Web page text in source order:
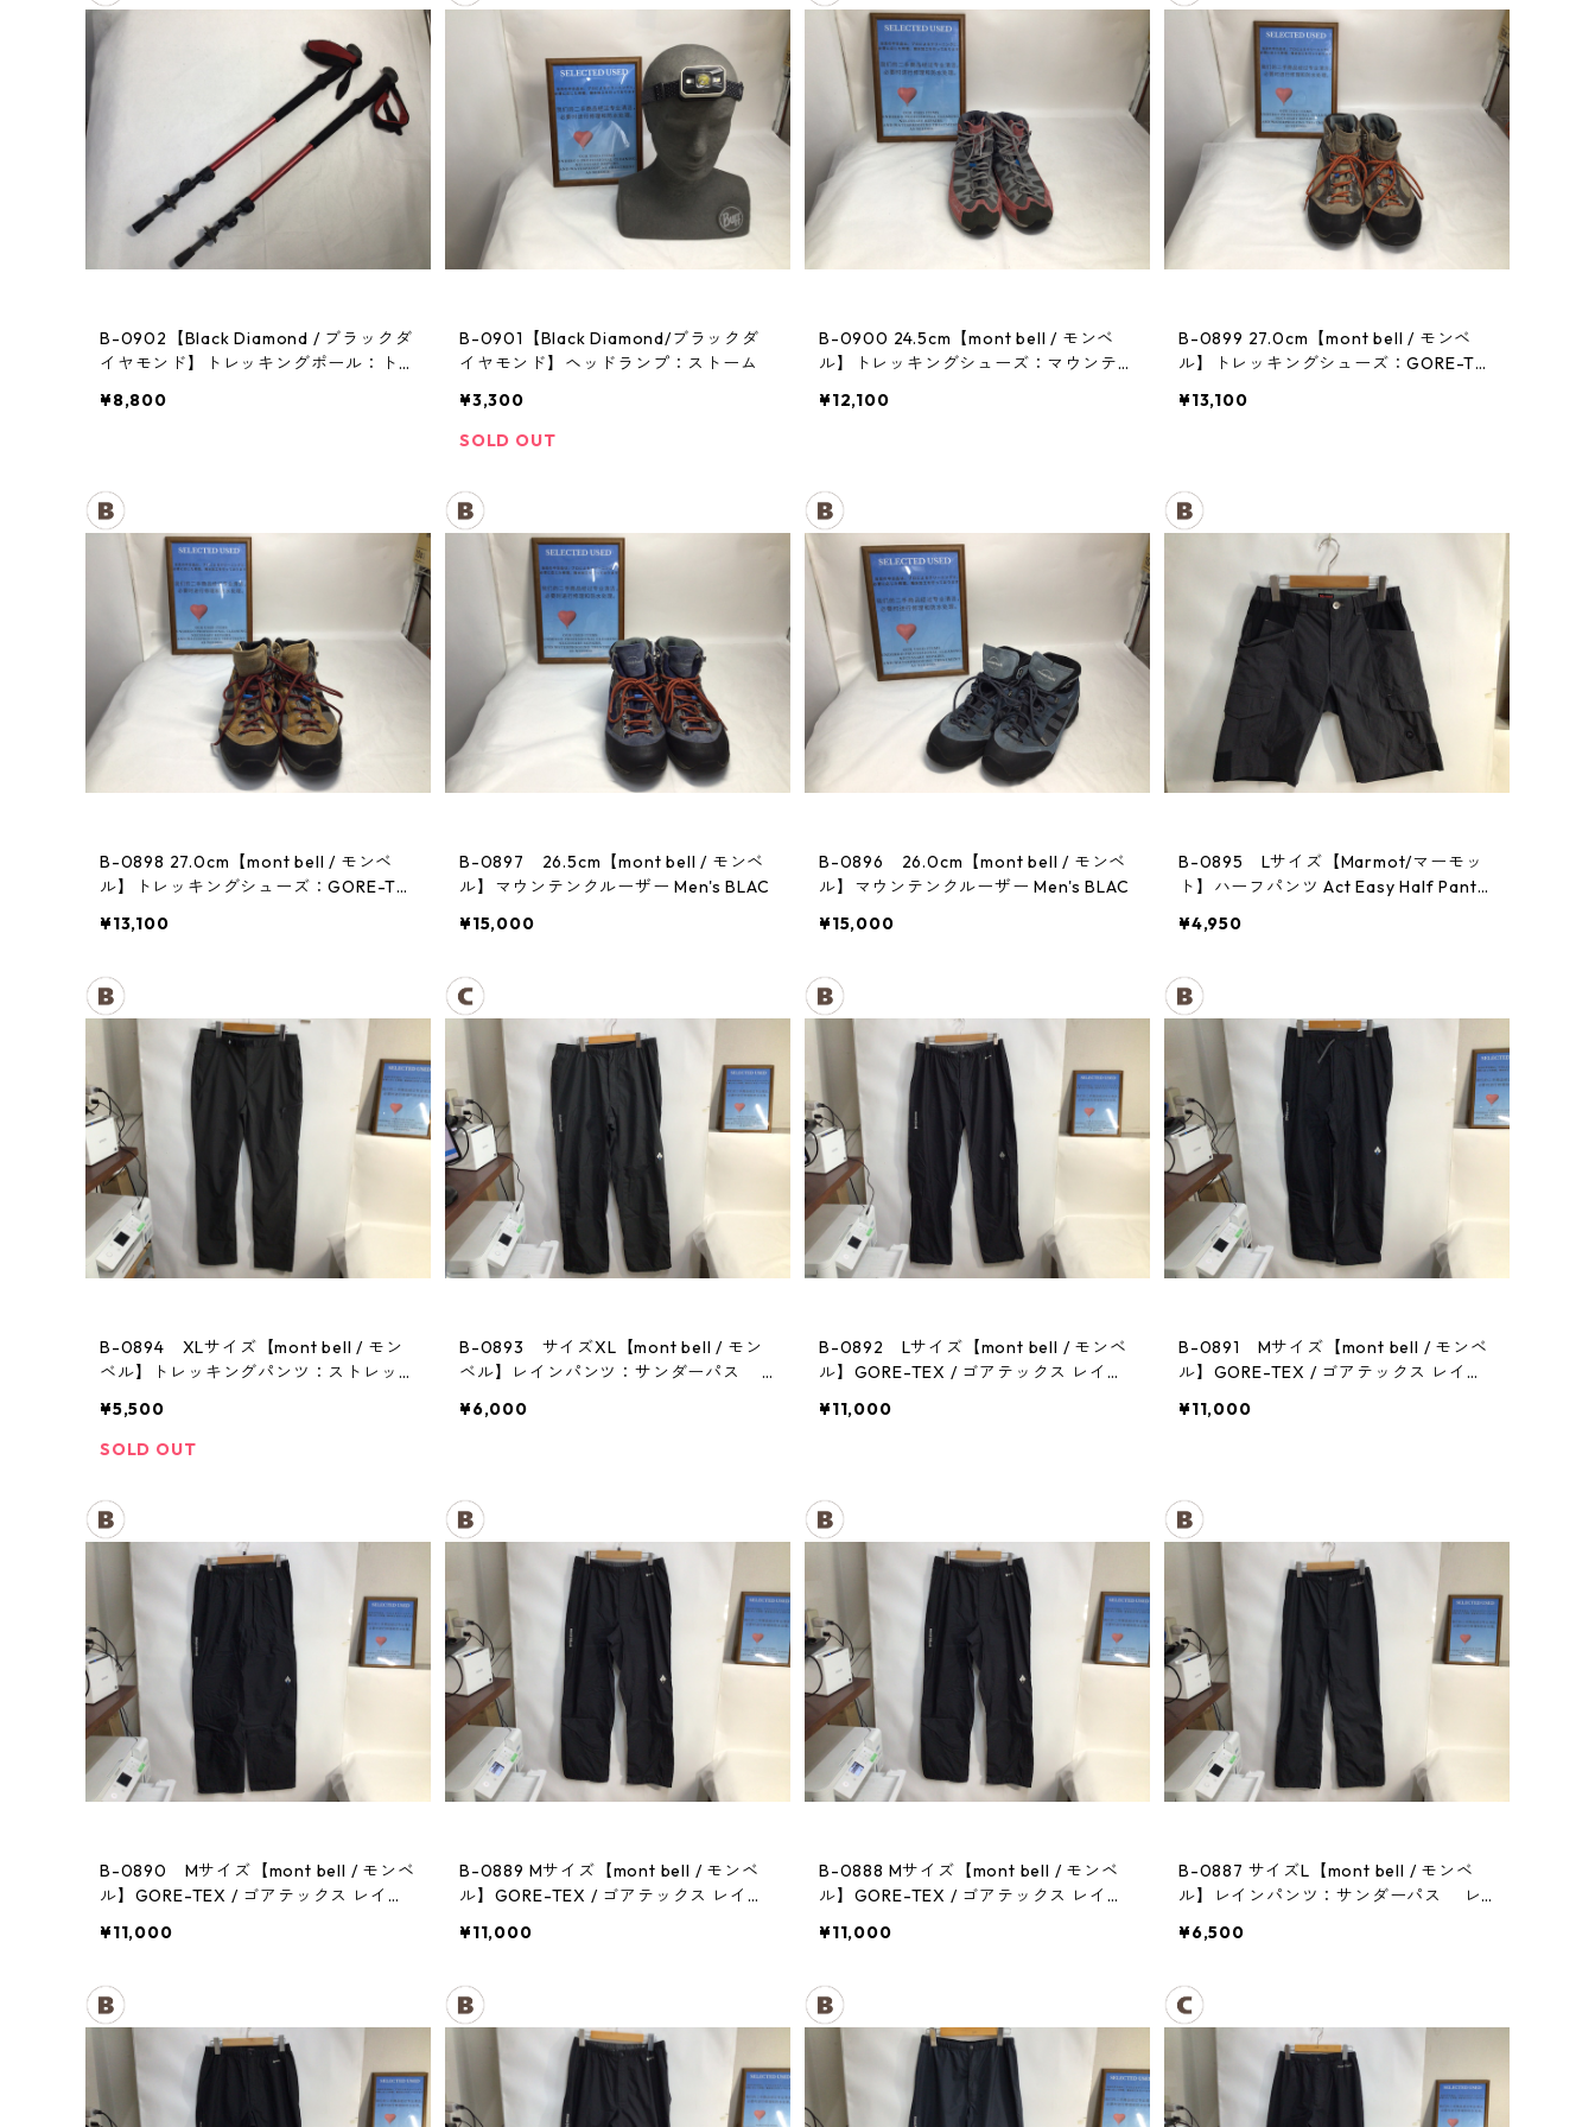
B-0902【Black Diamond / ブラックダ
イヤモンド】トレッキングポール：トレ
¥8,800
B-0901【Black Diamond/ブラックダ
イヤモンド】ヘッドランプ：ストーム
¥3,300
SOLD OUT
B-0900 24.5cm【mont bell / モンベ
ル】トレッキングシューズ：マウンテン
¥12,100
B-0899 27.0cm【mont bell / モンベ
ル】トレッキングシューズ：GORE-TE
¥13,100
B-0898 27.0cm【mont bell / モンベ
ル】トレッキングシューズ：GORE-TE
¥13,100
B-0897 26.5cm【mont bell / モンベ
ル】マウンテンクルーザー Men's BLAC
¥15,000
B-0896 26.0cm【mont bell / モンベ
ル】マウンテンクルーザー Men's BLAC
¥15,000
B-0895 Lサイズ【Marmot/マーモッ
ト】ハーフパンツ Act Easy Half Pant
¥4,950
B-0894 XLサイズ【mont bell / モン
ベル】トレッキングパンツ：ストレッ
¥5,500
SOLD OUT
B-0893 サイズXL【mont bell / モン
ベル】レインパンツ：サンダーパス
¥6,000
B-0892 Lサイズ【mont bell / モンベ
ル】GORE-TEX / ゴアテックス レイン
¥11,000
B-0891 Mサイズ【mont bell / モンベ
ル】GORE-TEX / ゴアテックス レイン
¥11,000
B-0890 Mサイズ【mont bell / モンベ
ル】GORE-TEX / ゴアテックス レイン
¥11,000
B-0889 Mサイズ【mont bell / モンベ
ル】GORE-TEX / ゴアテックス レイン
¥11,000
B-0888 Mサイズ【mont bell / モンベ
ル】GORE-TEX / ゴアテックス レイン
¥11,000
B-0887 サイズL【mont bell / モンベ
ル】レインパンツ：サンダーパス レ
¥6,500